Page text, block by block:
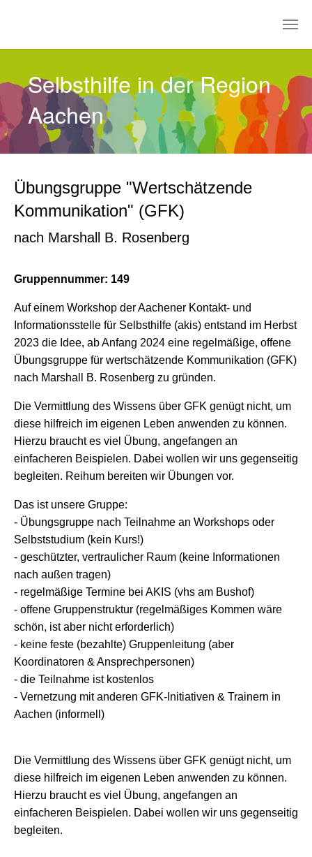
Selbsthilfe in der Region
Aachen
Übungsgruppe "Wertschätzende
Kommunikation" (GFK)
nach Marshall B. Rosenberg
Gruppennummer: 149
Auf einem Workshop der Aachener Kontakt- und
Informationsstelle für Selbsthilfe (akis) entstand im Herbst
2023 die Idee, ab Anfang 2024 eine regelmäßige, offene
Übungsgruppe für wertschätzende Kommunikation (GFK)
nach Marshall B. Rosenberg zu gründen.
Die Vermittlung des Wissens über GFK genügt nicht, um
diese hilfreich im eigenen Leben anwenden zu können.
Hierzu braucht es viel Übung, angefangen an
einfacheren Beispielen. Dabei wollen wir uns gegenseitig
begleiten. Reihum bereiten wir Übungen vor.
Das ist unsere Gruppe:
- Übungsgruppe nach Teilnahme an Workshops oder
Selbststudium (kein Kurs!)
- geschützter, vertraulicher Raum (keine Informationen
nach außen tragen)
- regelmäßige Termine bei AKIS (vhs am Bushof)
- offene Gruppenstruktur (regelmäßiges Kommen wäre
schön, ist aber nicht erforderlich)
- keine feste (bezahlte) Gruppenleitung (aber
Koordinatoren & Ansprechpersonen)
- die Teilnahme ist kostenlos
- Vernetzung mit anderen GFK-Initiativen & Trainern in
Aachen (informell)
Die Vermittlung des Wissens über GFK genügt nicht, um
diese hilfreich im eigenen Leben anwenden zu können.
Hierzu braucht es viel Übung, angefangen an
einfacheren Beispielen. Dabei wollen wir uns gegenseitig
begleiten.